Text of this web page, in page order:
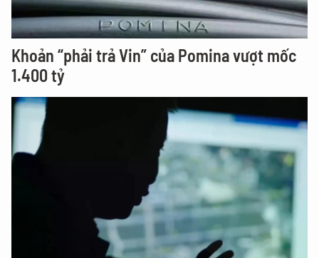
Khoản “phải trả Vin” của Pomina vượt mốc
1.400 tỷ